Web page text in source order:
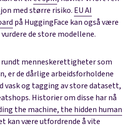
med større risiko. EU AI
på HuggingFace kan også være
de store modellene.
menneskerettigheter som
er de dårlige arbeidsforholdene
vask og tagging av store datasett,
Historier om disse har nå
the machine, the hidden human
kan være utfordrende å vite